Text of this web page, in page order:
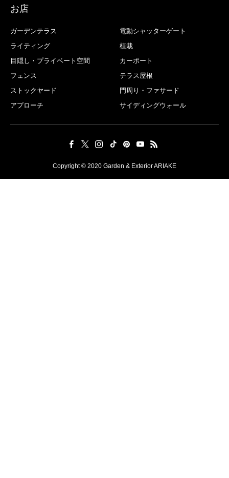
お店
ガーデンテラス
電動シャッターゲート
ライティング
植栽
目隠し・プライベート空間
カーポート
フェンス
テラス屋根
ストックヤード
門周り・ファサード
アプローチ
サイディングウォール
Copyright © 2020 Garden & Exterior ARIAKE